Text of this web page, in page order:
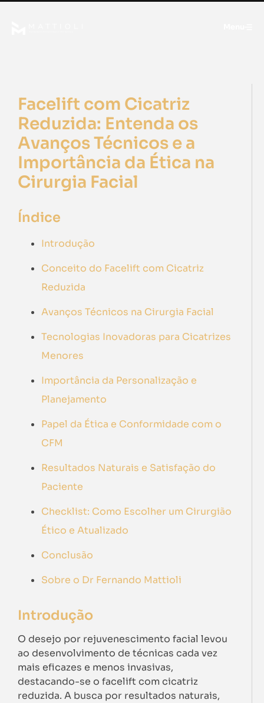
Facelift com Cicatriz
Reduzida: Entenda os
Avanços Técnicos e a
Importância da Ética na
Cirurgia Facial
Índice
Introdução
Conceito do Facelift com Cicatriz
Reduzida
Avanços Técnicos na Cirurgia Facial
Tecnologias Inovadoras para Cicatrizes
Menores
Importância da Personalização e
Planejamento
Papel da Ética e Conformidade com o
CFM
Resultados Naturais e Satisfação do
Paciente
Checklist: Como Escolher um Cirurgião
Ético e Atualizado
Conclusão
Sobre o Dr Fernando Mattioli
Introdução
O desejo por rejuvenescimento facial levou
ao desenvolvimento de técnicas cada vez
mais eficazes e menos invasivas,
destacando-se o facelift com cicatriz
reduzida. A busca por resultados naturais,